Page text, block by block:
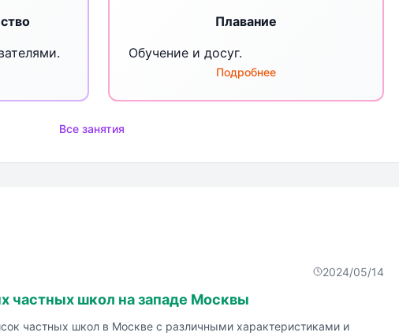
Плавание
Обучение и досуг.
Подробнее
Все занятия
2024/05/14
частных школ на западе Москвы
частных школ в Москве с различными характеристиками и